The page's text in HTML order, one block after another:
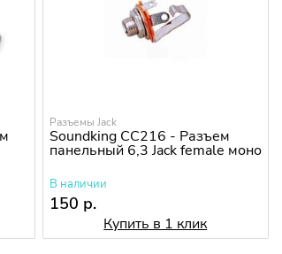
Разъемы Jack
Soundking CC216 - Разъем
панельный 6,3 Jack female моно
В наличии
150 р.
Купить в 1 клик